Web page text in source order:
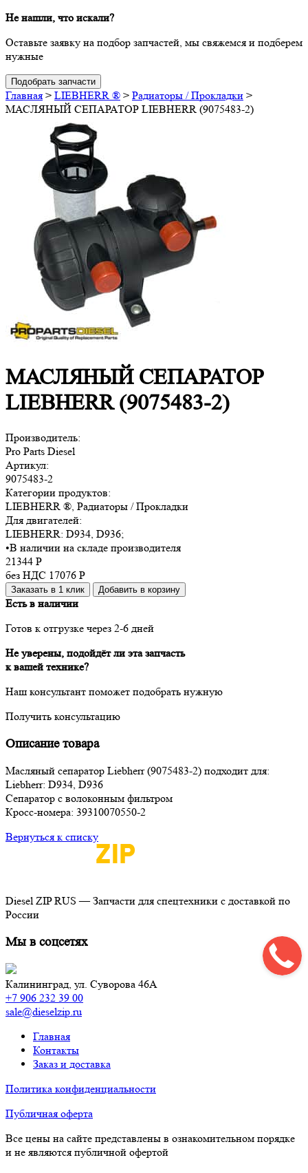
Не нашли, что искали?
Оставьте заявку на подбор запчастей, мы свяжемся и подберем
нужные
Подобрать запчасти
Главная > LIEBHERR ® > Радиаторы / Прокладки >
МАСЛЯНЫЙ СЕПАРАТОР LIEBHERR (9075483-2)
МАСЛЯНЫЙ СЕПАРАТОР
LIEBHERR (9075483-2)
Производитель:
Pro Parts Diesel
Артикул:
9075483-2
Категории продуктов:
LIEBHERR ®, Радиаторы / Прокладки
Для двигателей:
LIEBHERR: D934, D936;
•В наличии на складе производителя
21344 Р
без НДС 17076 Р
Заказать в 1 клик Добавить в корзину
Есть в наличии
Готов к отгрузке через 2-6 дней
Не уверены, подойдёт ли эта запчасть
к вашей технике?
Наш консультант поможет подобрать нужную
Получить консультацию
Описание товара
Масляный сепаратор Liebherr (9075483-2) подходит для:
Liebherr: D934, D936
Сепаратор с волоконным фильтром
Кросс-номера: 39310070550-2
Вернуться к списку
Diesel ZIP RUS — Запчасти для спецтехники с доставкой по
России
Мы в соцсетях
Калининград, ул. Суворова 46А
+7 906 232 39 00
sale@dieselzip.ru
Главная
Контакты
Заказ и доставка
Политика конфиденциальности
Публичная оферта
Все цены на сайте представлены в ознакомительном порядке
и не являются публичной офертой